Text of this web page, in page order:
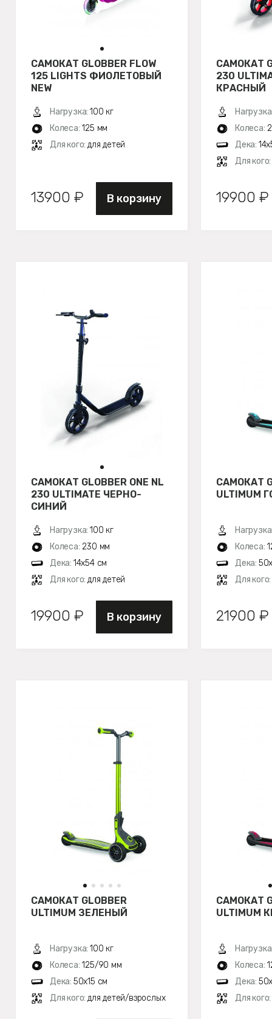
САМОКАТ GLOBBER FLOW
125 LIGHTS ФИОЛЕТОВЫЙ
NEW
Нагрузка: 100 кг
Колеса: 125 мм
Для кого: для детей
13900 ₽ В корзину
САМОКАТ
230
КРАСНЫЙ
Колеса:
Дека:
Для кого:
19900 ₽
САМОКАТ GLOBBER ONE NL
230 ULTIMATE ЧЕРНО-
СИНИЙ
Нагрузка: 100 кг
Колеса: 230 мм
Дека: 14х54 см
Для кого: для детей
19900 ₽ В корзину
САМОКАТ
ULTIMUM
Колеса:
Дека:
Для кого:
21900 ₽
САМОКАТ GLOBBER
ULTIMUM ЗЕЛЕНЫЙ
Нагрузка: 100 кг
Колеса: 125/90 мм
Дека: 50х15 см
Для кого: для детей/взрослых
САМОКАТ
ULTIMUM
Колеса:
Дека:
Для кого: